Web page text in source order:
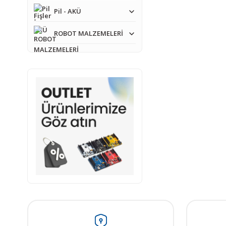
Pil - AKÜ
ROBOT MALZEMELERİ